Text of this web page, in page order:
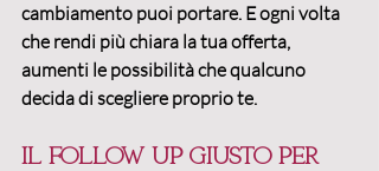
cambiamento puoi portare. E ogni volta
che rendi più chiara la tua offerta,
aumenti le possibilità che qualcuno
decida di scegliere proprio te.
Il follow up giusto per